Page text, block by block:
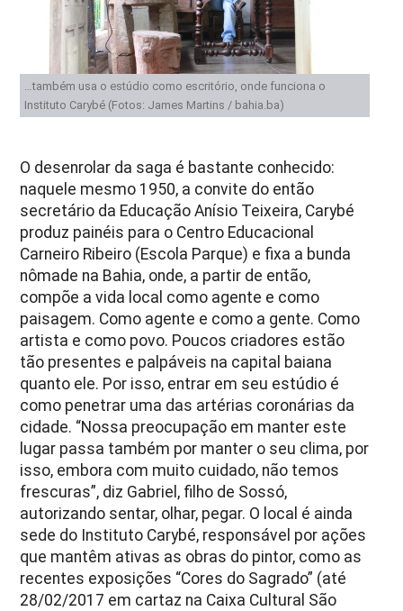
…também usa o estúdio como escritório, onde funciona o
Instituto Carybé (Fotos: James Martins / bahia.ba)
O desenrolar da saga é bastante conhecido:
naquele mesmo 1950, a convite do então
secretário da Educação Anísio Teixeira, Carybé
produz painéis para o Centro Educacional
Carneiro Ribeiro (Escola Parque) e fixa a bunda
nômade na Bahia, onde, a partir de então,
compõe a vida local como agente e como
paisagem. Como agente e como a gente. Como
artista e como povo. Poucos criadores estão
tão presentes e palpáveis na capital baiana
quanto ele. Por isso, entrar em seu estúdio é
como penetrar uma das artérias coronárias da
cidade. “Nossa preocupação em manter este
lugar passa também por manter o seu clima, por
isso, embora com muito cuidado, não temos
frescuras”, diz Gabriel, filho de Sossó,
autorizando sentar, olhar, pegar. O local é ainda
sede do Instituto Carybé, responsável por ações
que mantêm ativas as obras do pintor, como as
recentes exposições “Cores do Sagrado” (até
28/02/2017 em cartaz na Caixa Cultural São